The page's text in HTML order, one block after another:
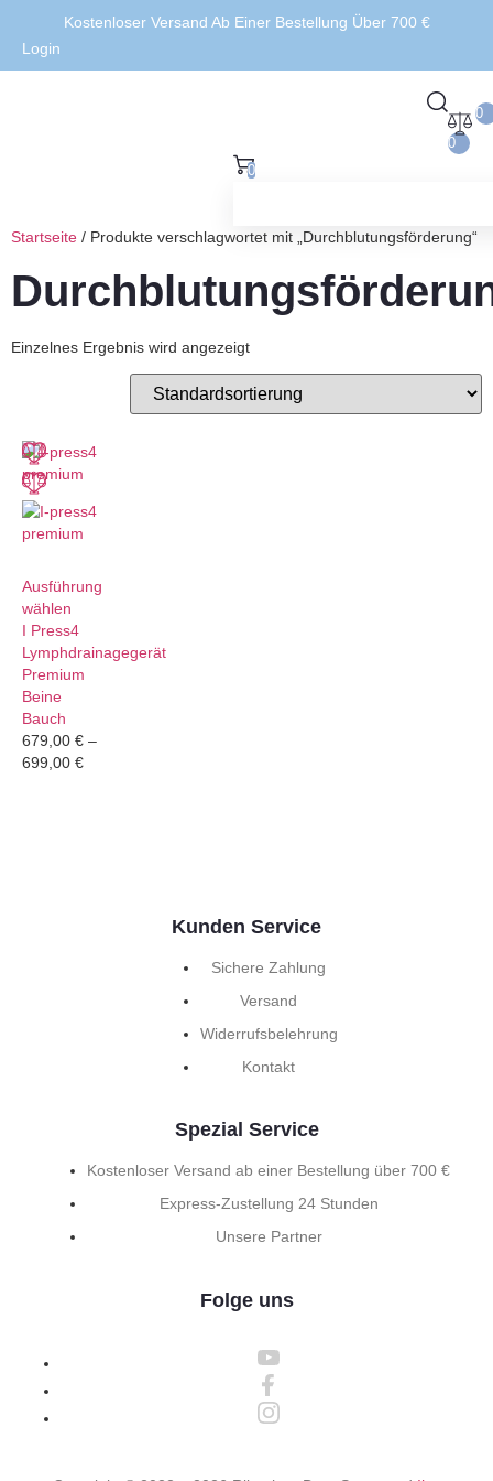
Kostenloser Versand Ab Einer Bestellung Über 700 €
Login
0
0
0
Startseite / Produkte verschlagwortet mit „Durchblutungsförderung“
Einzelnes Ergebnis wird angezeigt
Ausführung
wählen
I Press4
Lymphdrainagegerät
Premium
Beine
Bauch
679,00 € –
699,00 €
Kunden Service
Sichere Zahlung
Versand
Widerrufsbelehrung
Kontakt
Spezial Service
Kostenloser Versand ab einer Bestellung über 700 €
Express-Zustellung 24 Stunden
Unsere Partner
Folge uns